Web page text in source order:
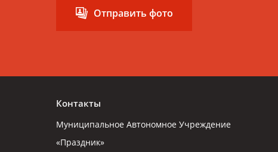
Отправить фото
Контакты
Муниципальное Автономное Учреждение
«Праздник»